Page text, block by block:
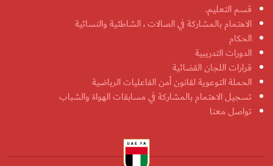
قسم التعليم.
الاهتمام بالمشاركة في الصالات ، الشاطئية والنسائية
الحكام
الدورات التدريبية
قرارات اللجان القضائية
الحملة التوعوية لقانون أمن الفاعليات الرياضية
تسجيل الاهتمام بالمشاركة في مسابقات الهواة والشباب
تواصل معنا